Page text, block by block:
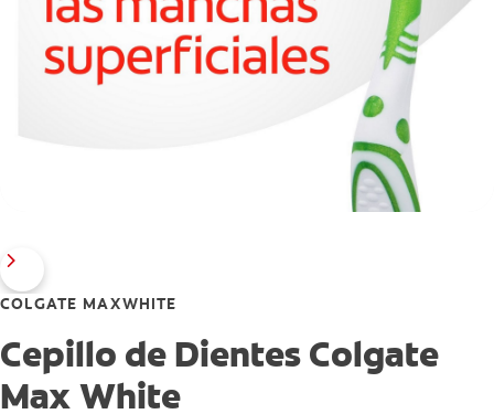
COLGATE MAXWHITE
Cepillo de Dientes Colgate
Max White